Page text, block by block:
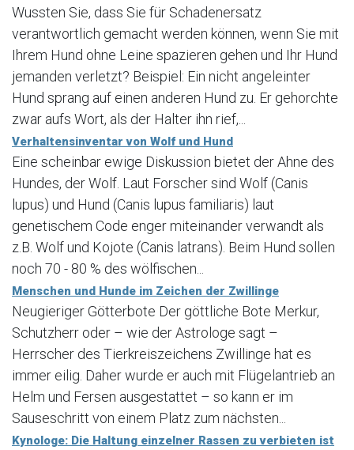
Wussten Sie, dass Sie für Schadenersatz
verantwortlich gemacht werden können, wenn Sie mit
Ihrem Hund ohne Leine spazieren gehen und Ihr Hund
jemanden verletzt? Beispiel: Ein nicht angeleinter
Hund sprang auf einen anderen Hund zu. Er gehorchte
zwar aufs Wort, als der Halter ihn rief,...
Verhaltensinventar von Wolf und Hund
Eine scheinbar ewige Diskussion bietet der Ahne des
Hundes, der Wolf. Laut Forscher sind Wolf (Canis
lupus) und Hund (Canis lupus familiaris) laut
genetischem Code enger miteinander verwandt als
z.B. Wolf und Kojote (Canis latrans). Beim Hund sollen
noch 70 - 80 % des wölfischen...
Menschen und Hunde im Zeichen der Zwillinge
Neugieriger Götterbote Der göttliche Bote Merkur,
Schutzherr oder – wie der Astrologe sagt –
Herrscher des Tierkreiszeichens Zwillinge hat es
immer eilig. Daher wurde er auch mit Flügelantrieb an
Helm und Fersen ausgestattet – so kann er im
Sauseschritt von einem Platz zum nächsten...
Kynologe: Die Haltung einzelner Rassen zu verbieten ist